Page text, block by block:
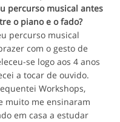
percurso musical antes
o piano e o fado?
percurso musical
com o gesto de
se logo aos 4 anos
a tocar de ouvido.
Workshops,
muito me ensinaram
em casa a estudar